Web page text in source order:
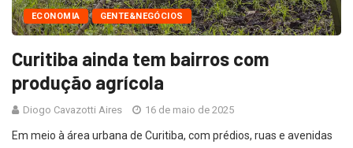
ECONOMIA GENTE&NEGÓCIOS
Curitiba ainda tem bairros com
produção agrícola
Diogo Cavazotti Aires 16 de maio de 2025
Em meio à área urbana de Curitiba, com prédios, ruas e avenidas